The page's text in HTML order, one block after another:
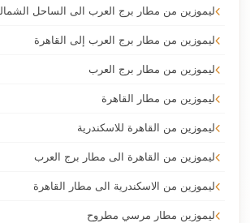
ليموزين من مطار برج العرب الى الساحل الشمالي
ليموزين من مطار برج العرب إلى القاهرة
ليموزين من مطار برج العرب
ليموزين من مطار القاهرة
ليموزين من القاهرة للاسكندرية
ليموزين من القاهرة الى مطار برج العرب
ليموزين من الاسكندرية الى مطار القاهرة
ليموزين مطار مرسي مطروح